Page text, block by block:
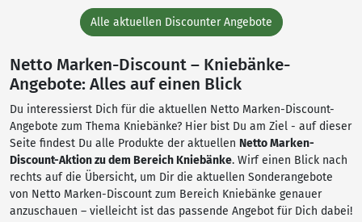
Alle aktuellen Discounter Angebote
Netto Marken-Discount – Kniebänke-
Angebote: Alles auf einen Blick
Du interessierst Dich für die aktuellen Netto Marken-Discount-
Angebote zum Thema Kniebänke? Hier bist Du am Ziel - auf dieser
Seite findest Du alle Produkte der aktuellen Netto Marken-
Discount-Aktion zu dem Bereich Kniebänke. Wirf einen Blick nach
rechts auf die Übersicht, um Dir die aktuellen Sonderangebote
von Netto Marken-Discount zum Bereich Kniebänke genauer
anzuschauen – vielleicht ist das passende Angebot für Dich dabei!